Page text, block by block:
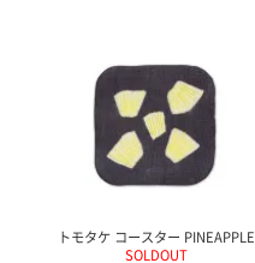
トモタケ コースター PINEAPPLE
SOLDOUT